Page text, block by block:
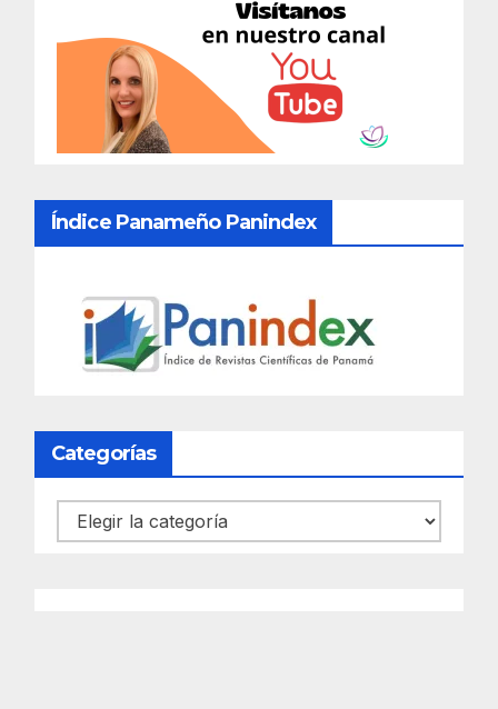
Índice Panameño Panindex
Categorías
Categorías